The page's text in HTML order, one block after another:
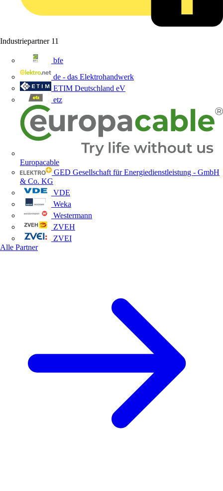
Industriepartner 11
bfe
de - das Elektrohandwerk
ETIM Deutschland eV
etz
Europacable
GED Gesellschaft für Energiedienstleistung - GmbH
& Co. KG
VDE
Weka
Westermann
ZVEH
ZVEI
Alle Partner